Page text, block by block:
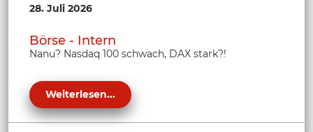
28. Juli 2026
Börse - Intern
Nanu? Nasdaq 100 schwach, DAX stark?!
Weiterlesen...